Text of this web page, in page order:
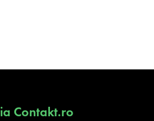
Contakt.ro